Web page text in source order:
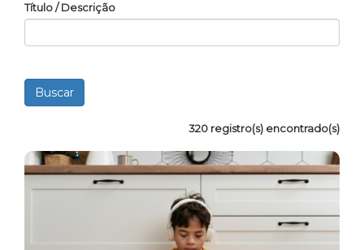
Título / Descrição
320 registro(s) encontrado(s)